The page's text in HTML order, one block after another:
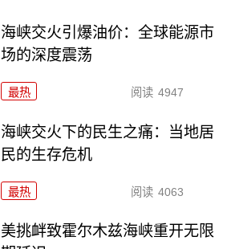
海峡交火引爆油价：全球能源市
场的深度震荡
最热 阅读 4947
海峡交火下的民生之痛：当地居
民的生存危机
最热 阅读 4063
美挑衅致霍尔木兹海峡重开无限